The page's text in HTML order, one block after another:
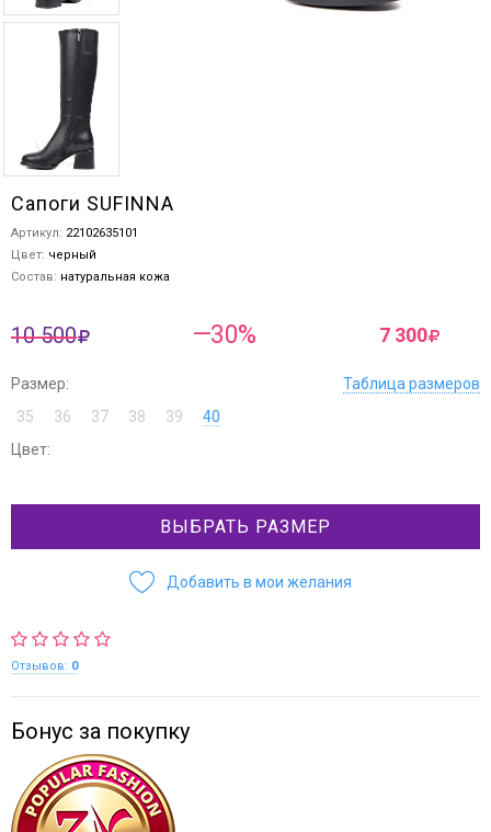
Сапоги SUFINNA
Артикул: 22102635101
Цвет: черный
Состав: натуральная кожа
10 500 —30% 7 300
Размер:
Таблица размеров
35
36 37 38 39
40
Цвет:
ВЫБРАТЬ РАЗМЕР
Добавить в мои желания
Отзывов: 0
Бонус за покупку